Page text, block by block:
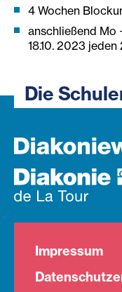
4 Wochen
anschließend Mo
18.10. 2023
Die
Impressum